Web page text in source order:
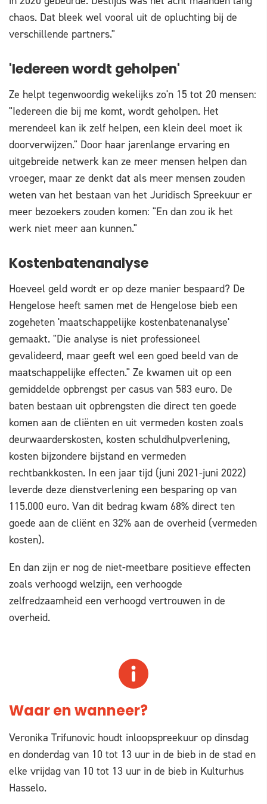
chaos. Dat bleek wel vooral uit de opluchting bij de
verschillende partners."
'Iedereen wordt geholpen'
Ze helpt tegenwoordig wekelijks zo'n 15 tot 20 mensen:
"Iedereen die bij me komt, wordt geholpen. Het
merendeel kan ik zelf helpen, een klein deel moet ik
doorverwijzen." Door haar jarenlange ervaring en
uitgebreide netwerk kan ze meer mensen helpen dan
vroeger, maar ze denkt dat als meer mensen zouden
weten van het bestaan van het Juridisch Spreekuur er
meer bezoekers zouden komen: "En dan zou ik het
werk niet meer aan kunnen."
Kostenbatenanalyse
Hoeveel geld wordt er op deze manier bespaard? De
Hengelose heeft samen met de Hengelose bieb een
zogeheten 'maatschappelijke kostenbatenanalyse'
gemaakt. "Die analyse is niet professioneel
gevalideerd, maar geeft wel een goed beeld van de
maatschappelijke effecten." Ze kwamen uit op een
gemiddelde opbrengst per casus van 583 euro. De
baten bestaan uit opbrengsten die direct ten goede
komen aan de cliënten en uit vermeden kosten zoals
deurwaarderskosten, kosten schuldhulpverlening,
kosten bijzondere bijstand en vermeden
rechtbankkosten. In een jaar tijd (juni 2021-juni 2022)
leverde deze dienstverlening een besparing op van
115.000 euro. Van dit bedrag kwam 68% direct ten
goede aan de cliënt en 32% aan de overheid (vermeden
kosten).
En dan zijn er nog de niet-meetbare positieve effecten
zoals verhoogd welzijn, een verhoogde
zelfredzaamheid een verhoogd vertrouwen in de
overheid.
Waar en wanneer?
Veronika Trifunovic houdt inloopspreekuur op dinsdag
en donderdag van 10 tot 13 uur in de bieb in de stad en
elke vrijdag van 10 tot 13 uur in de bieb in Kulturhus
Hasselo.